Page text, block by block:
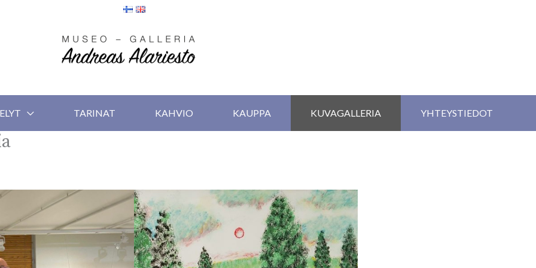
TARINAT KAHVIO KAUPPA KUVAGALLERIA YHTEYSTIEDOT